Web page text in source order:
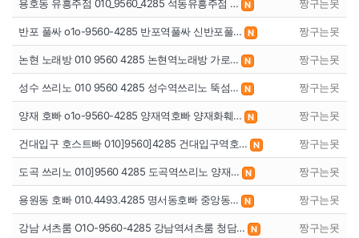
용호동 유흥주점 010_9560_4285 석동유흥주점 … N 짱구는못
반포 풀싸 o1o-9560-4285 반포역풀싸 신반포풀… N 짱구는못
논현 노래방 010 9560 4285 논현역노래방 가로… N 짱구는못
성수 쓰리노 010 9560 4285 성수역쓰리노 뚝섬… N 짱구는못
양재 호빠 o1o-9560-4285 양재역호빠 양재화훼… N 짱구는못
건대입구 호스트빠 010]9560]4285 건대입구역호… N 짱구는못
도곡 쓰리노 010]9560 4285 도곡역쓰리노 양재… N 짱구는못
용원동 호빠 010.4493.4285 명서동호빠 중앙동… N 짱구는못
강남 셔츠룸 O1O-9560-4285 강남역셔츠룸 청담… N 짱구는못